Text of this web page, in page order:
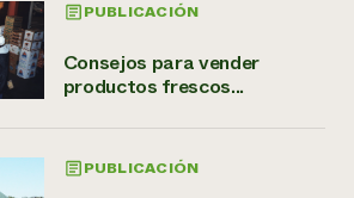
PUBLICACIÓN
Consejos para vender
productos frescos...
PUBLICACIÓN